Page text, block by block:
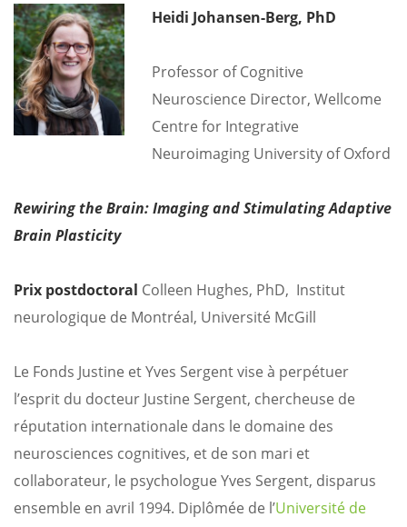
Heidi Johansen-Berg, PhD
Professor of Cognitive
Neuroscience Director, Wellcome
Centre for Integrative
Neuroimaging University of Oxford
Rewiring the Brain: Imaging and Stimulating Adaptive
Brain Plasticity
Prix postdoctoral Colleen Hughes, PhD, Institut
neurologique de Montréal, Université McGill
Le Fonds Justine et Yves Sergent vise à perpétuer
l’esprit du docteur Justine Sergent, chercheuse de
réputation internationale dans le domaine des
neurosciences cognitives, et de son mari et
collaborateur, le psychologue Yves Sergent, disparus
ensemble en avril 1994. Diplômée de l’Université de